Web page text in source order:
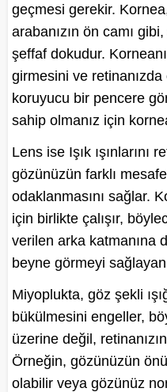
geçmesi gerekir.
arabanızın ön camı
şeffaf dokudur.
girmesini ve retinanızda
koruyucu bir pencere
sahip olmanız için
Lens ise Işık ışınlarını
gözünüzün farklı
odaklanmasını sağlar.
için birlikte çalışır,
verilen arka katmanına
beyne görmeyi
Miyoplukta, göz şekli
bükülmesini engeller,
üzerine değil,
Örneğin, gözünüzün
olabilir veya gözünüz